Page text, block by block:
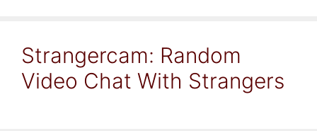
Strangercam: Random
Video Chat With Strangers